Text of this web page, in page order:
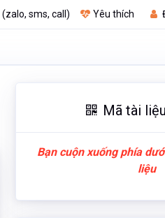
(zalo, sms, call) Yêu thích
Mã tài liệu
Bạn cuộn xuống phía
liệu